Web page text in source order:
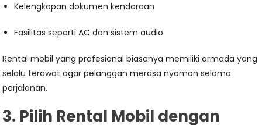
Kelengkapan dokumen kendaraan
Fasilitas seperti AC dan sistem audio
Rental mobil yang profesional biasanya memiliki armada yang
selalu terawat agar pelanggan merasa nyaman selama
perjalanan.
3. Pilih Rental Mobil dengan